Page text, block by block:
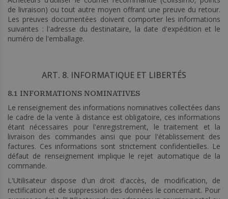
de livraison) ou tout autre moyen offrant une preuve du retour.
Les preuves documentées doivent comporter les informations
suivantes : l'adresse du destinataire, la date d'expédition et le
numéro de l'emballage.
ART. 8. INFORMATIQUE ET LIBERTÉS
8.1 INFORMATIONS NOMINATIVES
Le renseignement des informations nominatives collectées dans
le cadre de la vente à distance est obligatoire, ces informations
étant nécessaires pour l'enregistrement, le traitement et la
livraison des commandes ainsi que pour l'établissement des
factures. Ces informations sont strictement confidentielles. Le
défaut de renseignement implique le rejet automatique de la
commande.
L'Utilisateur dispose d'un droit d'accès, de modification, de
rectification et de suppression des données le concernant. Pour